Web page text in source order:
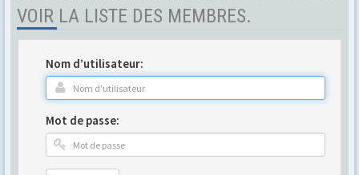
VOIR LA LISTE DES MEMBRES.
Nom d’utilisateur:
Mot de passe: